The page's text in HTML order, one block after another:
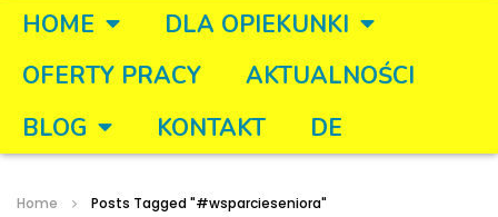
HOME
DLA OPIEKUNKI
OFERTY PRACY
AKTUALNOŚCI
BLOG
KONTAKT DE
Home Posts Tagged "#wsparcieseniora"